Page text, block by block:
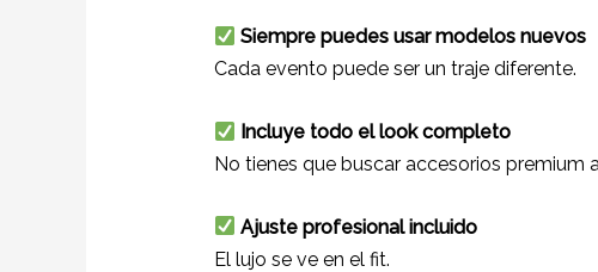
Siempre puedes usar modelos nuevos
Cada evento puede ser un traje diferente.
Incluye todo el look completo
No tienes que buscar accesorios premium
Ajuste profesional incluido
El lujo se ve en el fit.